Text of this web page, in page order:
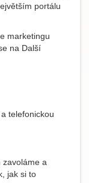
portálu
marketingu
na Další
telefonickou
zavoláme a
jak si to